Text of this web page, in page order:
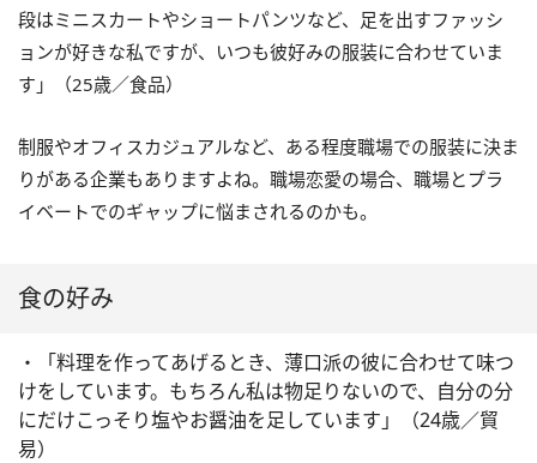
段はミニスカートやショートパンツなど、足を出すファッシ
ョンが好きな私ですが、いつも彼好みの服装に合わせていま
す」（25歳／食品）
制服やオフィスカジュアルなど、ある程度職場での服装に決ま
りがある企業もありますよね。職場恋愛の場合、職場とプラ
イベートでのギャップに悩まされるのかも。
食の好み
・「料理を作ってあげるとき、薄口派の彼に合わせて味つ
けをしています。もちろん私は物足りないので、自分の分
にだけこっそり塩やお醤油を足しています」（24歳／貿
易）